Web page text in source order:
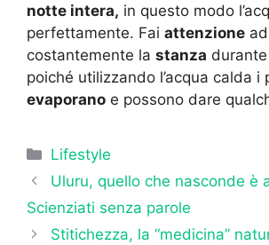
notte intera, in questo modo
perfettamente. Fai attenzione ad
costantemente la stanza
poiché utilizzando l’acqua calda i
evaporano e possono dare
Categorie
Lifestyle
Uluru, quello che nasconde è
Scienziati senza parole
Stitichezza, la “medicina”